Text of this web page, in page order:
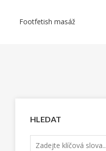
Footfetish masáž
HLEDAT